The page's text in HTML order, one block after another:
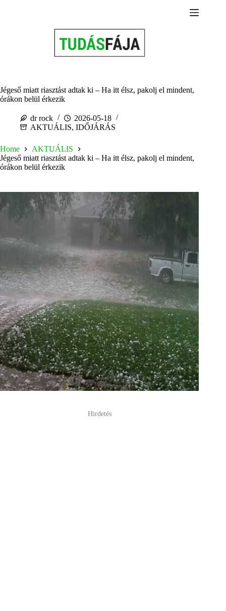
Jégeső miatt riasztást adtak ki – Ha itt élsz, pakolj el mindent,
órákon belül érkezik
dr rock
2026-05-18
AKTUÁLIS, IDŐJÁRÁS
Home
AKTUÁLIS
Jégeső miatt riasztást adtak ki – Ha itt élsz, pakolj el mindent,
órákon belül érkezik
Hirdetés